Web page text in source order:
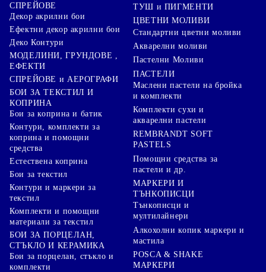
СПРЕЙОВЕ
Декор акрилни бои
Ефектни декор акрилни бои
Деко Контури
МОДЕЛИНИ, ГРУНДОВЕ ,
ЕФЕКТИ
СПРЕЙОВЕ и АЕРОГРАФИ
БОИ ЗА ТЕКСТИЛ И
КОПРИНА
Бои за коприна и батик
Контури, комплекти за
коприна и помощни
средства
Естествена коприна
Бои за текстил
Контури и маркери за
текстил
Комплекти и помощни
материали за текстил
БОИ ЗА ПОРЦЕЛАН,
СТЪКЛО И КЕРАМИКА
Бои за порцелан, стъкло и
комплекти
ТУШ и ПИГМЕНТИ
ЦВЕТНИ МОЛИВИ
Стандартни цветни моливи
Акварелни моливи
Пастелни Моливи
ПАСТЕЛИ
Маслени пастели на бройка
и комплекти
Комплекти сухи и
акварелни пастели
REMBRANDT SOFT
PASTELS
Помощни средства за
пастели и др.
МАРКЕРИ И
ТЪНКОПИСЦИ
Тънкописци и
мултилайнери
Алкохолни копик маркери и
мастила
POSCA & SHAKE
МАРКЕРИ